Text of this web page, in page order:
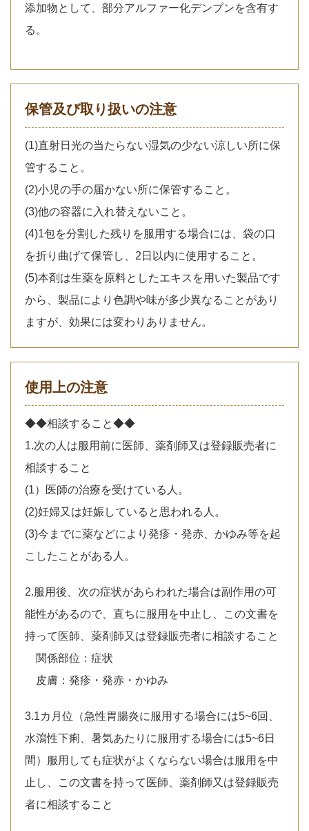
添加物として、部分アルファー化デンプンを含有す
る。
保管及び取り扱いの注意
(1)直射日光の当たらない湿気の少ない涼しい所に保
管すること。
(2)小児の手の届かない所に保管すること。
(3)他の容器に入れ替えないこと。
(4)1包を分割した残りを服用する場合には、袋の口
を折り曲げて保管し、2日以内に使用すること。
(5)本剤は生薬を原料としたエキスを用いた製品です
から、製品により色調や味が多少異なることがあり
ますが、効果には変わりありません。
使用上の注意
◆◆相談すること◆◆
1.次の人は服用前に医師、薬剤師又は登録販売者に
相談すること
(1）医師の治療を受けている人。
(2)妊婦又は妊娠していると思われる人。
(3)今までに薬などにより発疹・発赤、かゆみ等を起
こしたことがある人。
2.服用後、次の症状があらわれた場合は副作用の可
能性があるので、直ちに服用を中止し、この文書を
持って医師、薬剤師又は登録販売者に相談すること
関係部位：症状
皮膚：発疹・発赤・かゆみ
3.1カ月位（急性胃腸炎に服用する場合には5~6回、
水瀉性下痢、暑気あたりに服用する場合には5~6日
間）服用しても症状がよくならない場合は服用を中
止し、この文書を持って医師、薬剤師又は登録販売
者に相談すること